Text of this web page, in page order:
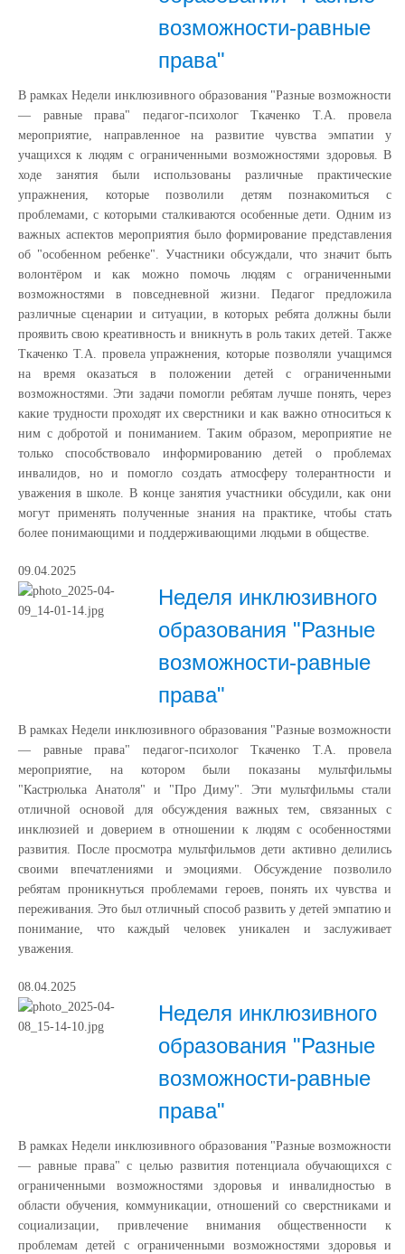
возможности-равные
права"
В рамках Недели инклюзивного образования "Разные возможности
— равные права" педагог-психолог Ткаченко Т.А. провела
мероприятие, направленное на развитие чувства эмпатии у
учащихся к людям с ограниченными возможностями здоровья. В
ходе занятия были использованы различные практические
упражнения, которые позволили детям познакомиться с
проблемами, с которыми сталкиваются особенные дети. Одним из
важных аспектов мероприятия было формирование представления
об "особенном ребенке". Участники обсуждали, что значит быть
волонтёром и как можно помочь людям с ограниченными
возможностями в повседневной жизни. Педагог предложила
различные сценарии и ситуации, в которых ребята должны были
проявить свою креативность и вникнуть в роль таких детей. Также
Ткаченко Т.А. провела упражнения, которые позволяли учащимся
на время оказаться в положении детей с ограниченными
возможностями. Эти задачи помогли ребятам лучше понять, через
какие трудности проходят их сверстники и как важно относиться к
ним с добротой и пониманием. Таким образом, мероприятие не
только способствовало информированию детей о проблемах
инвалидов, но и помогло создать атмосферу толерантности и
уважения в школе. В конце занятия участники обсудили, как они
могут применять полученные знания на практике, чтобы стать
более понимающими и поддерживающими людьми в обществе.
09.04.2025
Неделя инклюзивного
образования "Разные
возможности-равные
права"
В рамках Недели инклюзивного образования "Разные возможности
— равные права" педагог-психолог Ткаченко Т.А. провела
мероприятие, на котором были показаны мультфильмы
"Кастрюлька Анатоля" и "Про Диму". Эти мультфильмы стали
отличной основой для обсуждения важных тем, связанных с
инклюзией и доверием в отношении к людям с особенностями
развития. После просмотра мультфильмов дети активно делились
своими впечатлениями и эмоциями. Обсуждение позволило
ребятам проникнуться проблемами героев, понять их чувства и
переживания. Это был отличный способ развить у детей эмпатию и
понимание, что каждый человек уникален и заслуживает
уважения.
08.04.2025
Неделя инклюзивного
образования "Разные
возможности-равные
права"
В рамках Недели инклюзивного образования "Разные возможности
— равные права" с целью развития потенциала обучающихся с
ограниченными возможностями здоровья и инвалидностью в
области обучения, коммуникации, отношений со сверстниками и
социализации, привлечение внимания общественности к
проблемам детей с ограниченными возможностями здоровья и